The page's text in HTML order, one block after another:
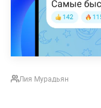
Лия Мурадьян